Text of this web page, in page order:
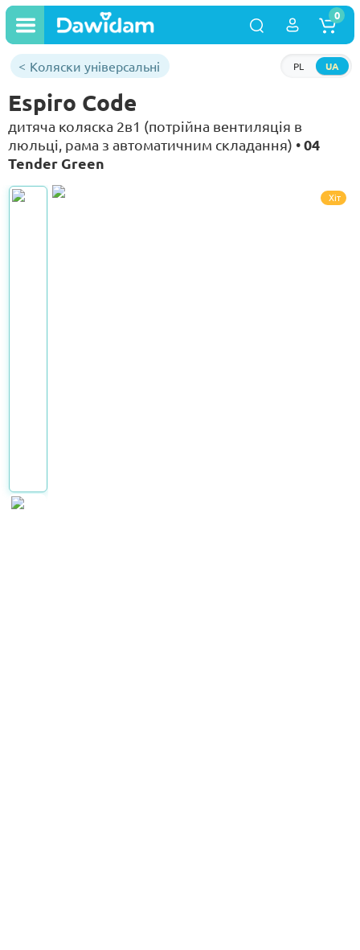
PL UA
0
Коляски універсальні
Espiro Code
дитяча коляска 2в1 (потрійна вентиляція в
люльці, рама з автоматичним складання) •04
Tender Green
Хіт